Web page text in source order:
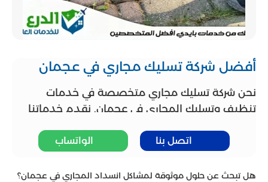
أفضل شركة تسليك مجاري في عجمان
نحن شركة تسليك مجاري متخصصة في خدمات
تنظيف وتسليك المجاري في عجمان. نقدم خدماتنا
والمهارة. ونحرص على تلبية احتياجات عملائنا بأفضل
مجاري سلس وفعال، مع استخدام أحدث التقنيات
اتصل بنا الواتساب
هل تبحث عن حلول موثوقة لمشاكل انسداد المجاري في عجمان؟